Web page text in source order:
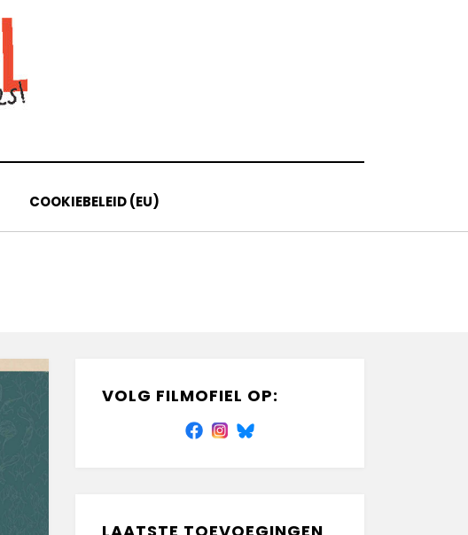
COOKIEBELEID (EU)
VOLG FILMOFIEL OP: